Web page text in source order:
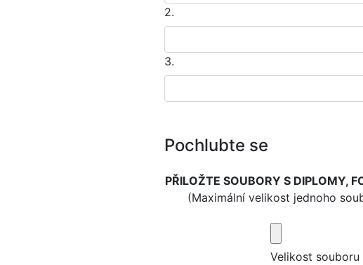
2.
3.
Pochlubte se
PŘILOŽTE SOUBORY S DIPLOMY,
(Maximální velikost jednoho
Velikost souboru